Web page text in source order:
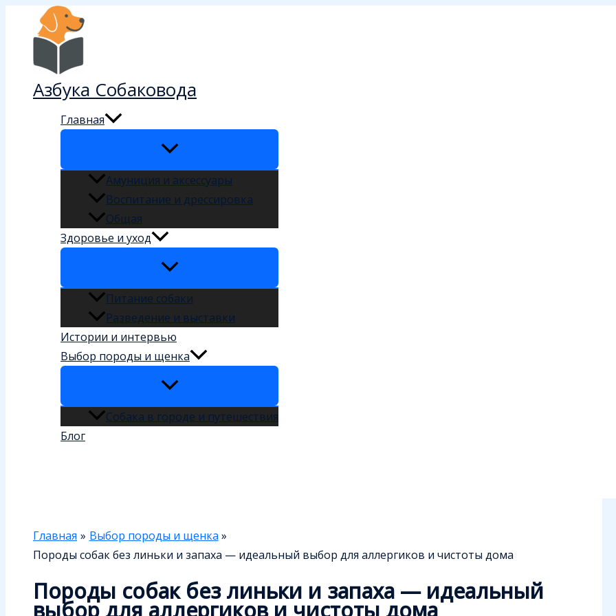
Перейти
Азбука Собаковода
Главная
Амуниция и аксессуары
Воспитание и дрессировка
Общая
Здоровье и уход
Питание собаки
Разведение и выставки
Истории и интервью
Выбор породы и щенка
Собака в городе и путешествия
Блог
Главная
Выбор породы и щенка
Породы собак без линьки и запаха — идеальный выбор для аллергиков и чистоты дома
Породы собак без линьки и запаха — идеальный
выбор для аллергиков и чистоты дома